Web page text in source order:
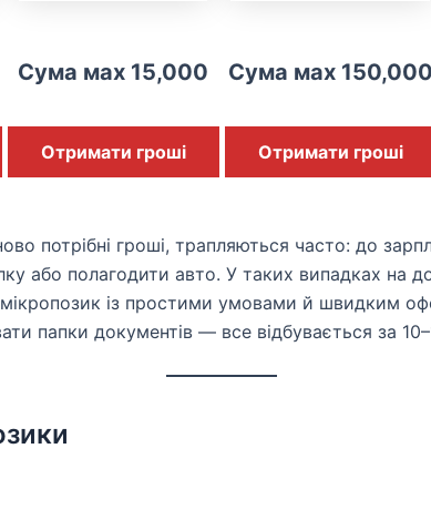
Сума мах 15,000
Отримати гроші
Сума мах 150,000
Отримати гроші
потрібні гроші, трапляються часто: до
або полагодити авто. У таких випадках на
із простими умовами й швидким
папки документів — все відбувається за